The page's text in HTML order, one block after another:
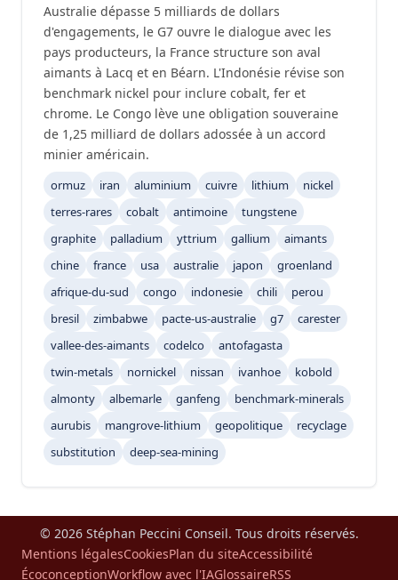
Australie dépasse 5 milliards de dollars
d'engagements, le G7 ouvre le dialogue avec les
pays producteurs, la France structure son aval
aimants à Lacq et en Béarn. L'Indonésie révise son
benchmark nickel pour inclure cobalt, fer et
chrome. Le Congo lève une obligation souveraine
de 1,25 milliard de dollars adossée à un accord
minier américain.
ormuz iran aluminium cuivre lithium
nickel
terres-rares
cobalt antimoine
tungstene
graphite
palladium yttrium gallium
aimants
chine
france usa australie japon
groenland
afrique-du-sud
congo indonesie chili
perou
bresil
zimbabwe pacte-us-australie g7
carester
vallee-des-aimants
codelco
antofagasta
twin-metals
nornickel nissan ivanhoe
kobold
almonty
albemarle ganfeng
benchmark-minerals
aurubis
mangrove-lithium geopolitique
recyclage
substitution
deep-sea-mining
© 2026 Stéphan Peccini Conseil. Tous droits réservés.
Mentions légalesCookiesPlan du siteAccessibilité
ÉcoconceptionWorkflow avec l'IAGlossaireRSS